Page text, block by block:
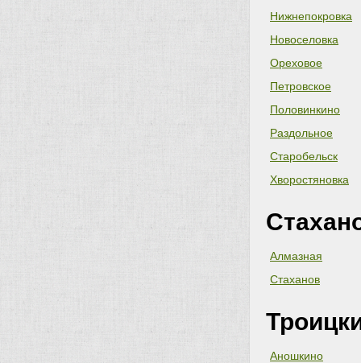
Нижнепокровка
Новоселовка
Ореховое
Петровское
Половинкино
Раздольное
Старобельск
Хворостяновка
Алмазная
Стаханов
Аношкино